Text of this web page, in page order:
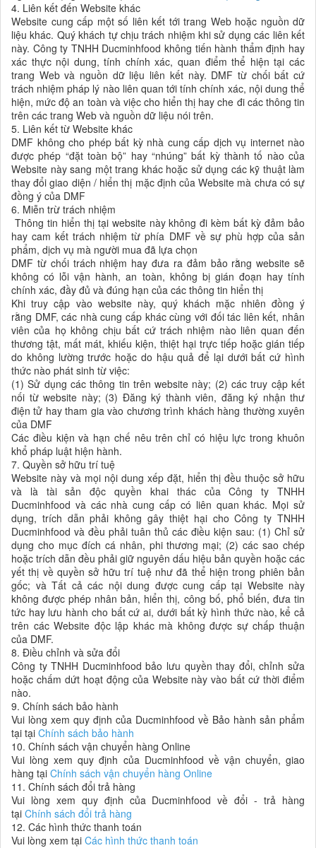
4. Liên kết đến Website khác
Website cung cấp một số liên kết tới trang Web hoặc nguồn dữ
liệu khác. Quý khách tự chịu trách nhiệm khi sử dụng các liên kết
này. Công ty TNHH Ducminhfood không tiến hành thẩm định hay
xác thực nội dung, tính chính xác, quan điểm thể hiện tại các
trang Web và nguồn dữ liệu liên kết này. DMF từ chối bất cứ
trách nhiệm pháp lý nào liên quan tới tính chính xác, nội dung thể
hiện, mức độ an toàn và việc cho hiển thị hay che đi các thông tin
trên các trang Web và nguồn dữ liệu nói trên.
5. Liên kết từ Website khác
DMF không cho phép bất kỳ nhà cung cấp dịch vụ internet nào
được phép “đặt toàn bộ” hay “nhúng” bất kỳ thành tố nào của
Website này sang một trang khác hoặc sử dụng các kỹ thuật làm
thay đổi giao diện / hiển thị mặc định của Website mà chưa có sự
đồng ý của DMF
6. Miễn trừ trách nhiệm
Thông tin hiển thị tại website này không đi kèm bất kỳ đảm bảo
hay cam kết trách nhiệm từ phía DMF về sự phù hợp của sản
phẩm, dịch vụ mà người mua đã lựa chọn
DMF từ chối trách nhiệm hay đưa ra đảm bảo rằng website sẽ
không có lỗi vận hành, an toàn, không bị gián đoạn hay tính
chính xác, đầy đủ và đúng hạn của các thông tin hiển thị
Khi truy cập vào website này, quý khách mặc nhiên đồng ý
rằng DMF, các nhà cung cấp khác cùng với đối tác liên kết, nhân
viên của họ không chịu bất cứ trách nhiệm nào liên quan đến
thương tật, mất mát, khiếu kiện, thiệt hại trực tiếp hoặc gián tiếp
do không lường trước hoặc do hậu quả để lại dưới bất cứ hình
thức nào phát sinh từ việc:
(1) Sử dụng các thông tin trên website này; (2) các truy cập kết
nối từ website này; (3) Đăng ký thành viên, đăng ký nhận thư
điện tử hay tham gia vào chương trình khách hàng thường xuyên
của DMF
Các điều kiện và hạn chế nêu trên chỉ có hiệu lực trong khuôn
khổ pháp luật hiện hành.
7. Quyền sở hữu trí tuệ
Website này và mọi nội dung xếp đặt, hiển thị đều thuộc sở hữu
và là tài sản độc quyền khai thác của Công ty TNHH
Ducminhfood và các nhà cung cấp có liên quan khác. Mọi sử
dụng, trích dẫn phải không gây thiệt hại cho Công ty TNHH
Ducminhfood và đều phải tuân thủ các điều kiện sau: (1) Chỉ sử
dụng cho mục đích cá nhân, phi thương mại; (2) các sao chép
hoặc trích dẫn đều phải giữ nguyên dấu hiệu bản quyền hoặc các
yết thị về quyền sở hữu trí tuệ như đã thể hiện trong phiên bản
gốc; và Tất cả các nội dung được cung cấp tại Website này
không được phép nhân bản, hiển thị, công bố, phổ biến, đưa tin
tức hay lưu hành cho bất cứ ai, dưới bất kỳ hình thức nào, kể cả
trên các Website độc lập khác mà không được sự chấp thuận
của DMF.
8. Điều chỉnh và sửa đổi
Công ty TNHH Ducminhfood bảo lưu quyền thay đổi, chỉnh sửa
hoặc chấm dứt hoạt động của Website này vào bất cứ thời điểm
nào.
9. Chính sách bảo hành
Vui lòng xem quy định của Ducminhfood về Bảo hành sản phẩm
tại tại Chính sách bảo hành
10. Chính sách vận chuyển hàng Online
Vui lòng xem quy định của Ducminhfood về vận chuyển, giao
hàng tại Chính sách vận chuyển hàng Online
11. Chính sách đổi trả hàng
Vui lòng xem quy định của Ducminhfood về đổi - trả hàng
tại Chính sách đổi trả hàng
12. Các hình thức thanh toán
Vui lòng xem tại Các hình thức thanh toán